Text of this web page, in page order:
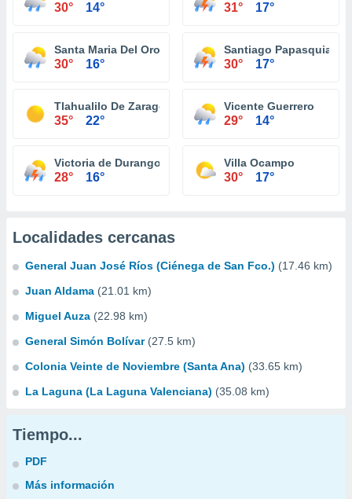
30° 14° 31° 17°
Santa Maria Del Oro
30° 16°
Santiago Papasquiaro
30° 17°
Tlahualilo De Zaragoza
35° 22°
Vicente Guerrero
29° 14°
Victoria de Durango
28° 16°
Villa Ocampo
30° 17°
Localidades cercanas
General Juan José Ríos (Ciénega de San Fco.) (17.46 km)
Juan Aldama (21.01 km)
Miguel Auza (22.98 km)
General Simón Bolívar (27.5 km)
Colonia Veinte de Noviembre (Santa Ana) (33.65 km)
La Laguna (La Laguna Valenciana) (35.08 km)
Tiempo...
PDF
Más información